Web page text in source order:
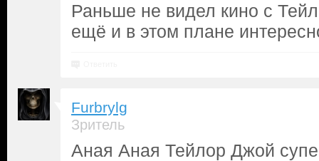
Раньше не видел кино с
ещё и в этом плане
Furbrylg
Зритель
Аная Аная Тейлор Джой